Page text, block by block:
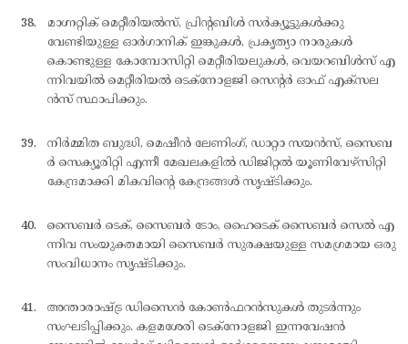
മാഗ്നറ്റിക് മെറ്റീരിയല്‍സ്, പ്രിന്റബിള്‍ സര്‍ക്യൂട്ടുകള്‍ക്കു
വേണ്ടിയുള്ള ഓര്‍ഗാനിക് ഇങ്കുകള്‍, പ്രകൃത്യാ നാരുകള്‍
കൊണ്ടുള്ള കോമ്പോസിറ്റി മെറ്റീരിയലുകള്‍, വെയറബിള്‍സ് എ
ന്നിവയില്‍ മെറ്റീരിയല്‍ ടെക്നോളജി സെന്റര്‍ ഓഫ് എക്സല
ന്‍സ് സ്ഥാപിക്കും.
നിര്‍മ്മിത ബുദ്ധി, മെഷീന്‍ ലേണിംഗ്, ഡാറ്റാ സയന്‍സ്, സൈബ
ര്‍ സെക്യൂരിറ്റി എന്നീ മേഖലകളില്‍ ഡിജിറ്റല്‍ യൂണിവേഴ്സിറ്റി
കേന്ദ്രമാക്കി മികവിന്റെ കേന്ദ്രങ്ങള്‍ സൃഷ്ടിക്കും.
സൈബര്‍ ടെക്, സൈബര്‍ ടോം, ഹൈടെക് സൈബര്‍ സെല്‍ എ
ന്നിവ സംയുക്തമായി സൈബര്‍ സുരക്ഷയുള്ള സമഗ്രമായ ഒരു
സംവിധാനം സൃഷ്ടിക്കും.
അന്താരാഷ്ട്ര ഡിസൈന്‍ കോണ്‍ഫറന്‍സുകള്‍ തുടര്‍ന്നും
സംഘടിപ്പിക്കും. കളമശേരി ടെക്നോളജി ഇന്നവേഷന്‍